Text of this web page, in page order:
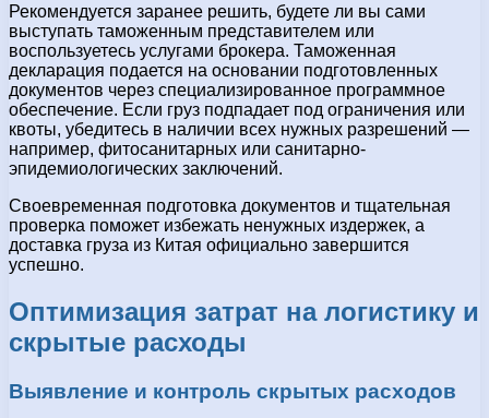
Рекомендуется заранее решить, будете ли вы сами
выступать таможенным представителем или
воспользуетесь услугами брокера. Таможенная
декларация подается на основании подготовленных
документов через специализированное программное
обеспечение. Если груз подпадает под ограничения или
квоты, убедитесь в наличии всех нужных разрешений —
например, фитосанитарных или санитарно-
эпидемиологических заключений.
Своевременная подготовка документов и тщательная
проверка поможет избежать ненужных издержек, а
доставка груза из Китая официально завершится
успешно.
Оптимизация затрат на логистику и
скрытые расходы
Выявление и контроль скрытых расходов